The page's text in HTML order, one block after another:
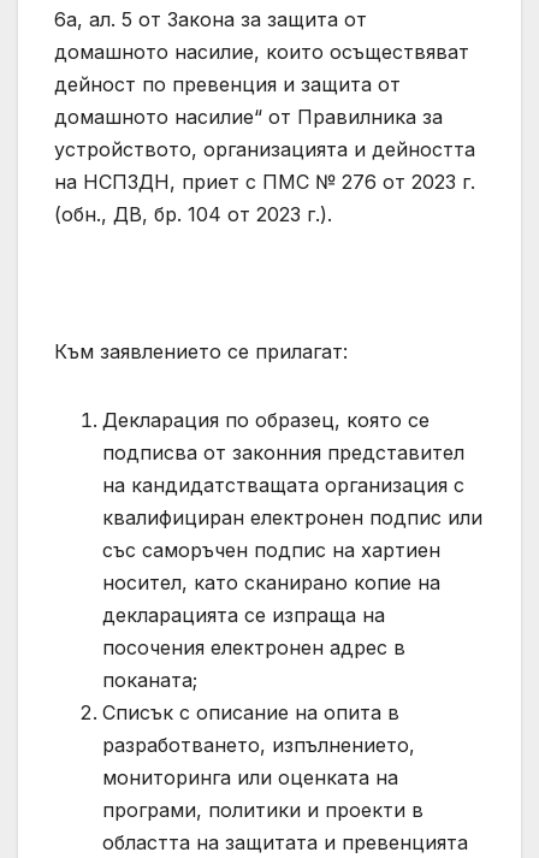
6а, ал. 5 от Закона за защита от
домашното насилие, които осъществяват
дейност по превенция и защита от
домашното насилие“ от Правилника за
устройството, организацията и дейността
на НСПЗДН, приет с ПМС № 276 от 2023 г.
(обн., ДВ, бр. 104 от 2023 г.).
Към заявлението се прилагат:
Декларация по образец, която се
подписва от законния представител
на кандидатстващата организация с
квалифициран електронен подпис или
със саморъчен подпис на хартиен
носител, като сканирано копие на
декларацията се изпраща на
посочения електронен адрес в
поканата;
Списък с описание на опита в
разработването, изпълнението,
мониторинга или оценката на
програми, политики и проекти в
областта на защитата и превенцията